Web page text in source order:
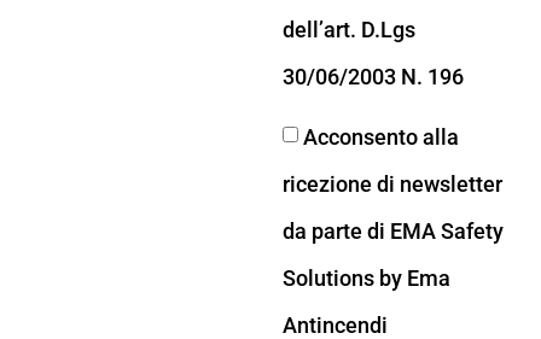
dell’art. D.Lgs
30/06/2003 N. 196
Acconsento alla
ricezione di newsletter
da parte di EMA Safety
Solutions by Ema
Antincendi